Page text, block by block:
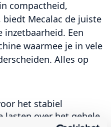
compactheid,
Mecalac de juiste
Een
waarmee je in vele
Alles op
het stabiel
lasten over het gehele